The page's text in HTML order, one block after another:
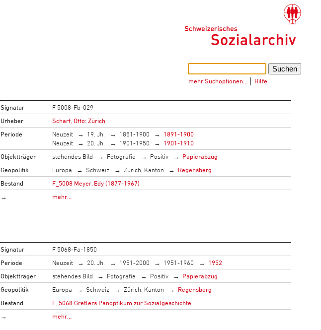
mehr Suchoptionen… Hilfe
Signatur
F 5008-Fb-029
Urheber
Scharf, Otto: Zürich
Periode
Neuzeit 19. Jh. 1851-1900
1891-1900
Neuzeit
20. Jh. 1901-1950
1901-1910
Objektträger
stehendes Bild Fotografie Positiv
Papierabzug
Geopolitik
Europa Schweiz Zürich, Kanton
Regensberg
Bestand
F_5008 Meyer, Edy (1877-1967)
→
mehr…
Signatur
F 5068-Fa-1850
Periode
Neuzeit 20. Jh. 1951-2000 1951-1960
1952
Objektträger
stehendes Bild Fotografie Positiv
Papierabzug
Geopolitik
Europa Schweiz Zürich, Kanton
Regensberg
Bestand
F_5068 Gretlers Panoptikum zur Sozialgeschichte
→
mehr…